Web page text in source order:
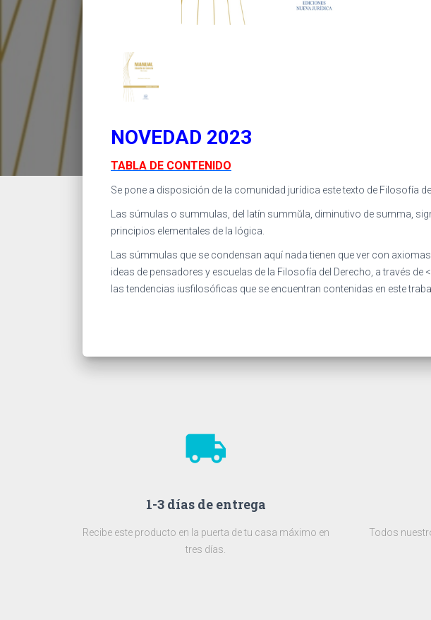
NOVEDAD 2023
TABLA DE CONTENIDO
Se pone a disposición de la comunidad jurídica este texto de Filosofía
Las súmulas o summulas, del latín summŭla, diminutivo de summa,
principios elementales de la lógica.
Las súmmulas que se condensan aquí nada tienen que ver con
ideas de pensadores y escuelas de la Filosofía del Derecho, a través
las tendencias iusfilosóficas que se encuentran contenidas en este
local_shipping
1-3 días de entrega
Recibe este producto en la puerta de tu casa máximo en
tres días.
Todos